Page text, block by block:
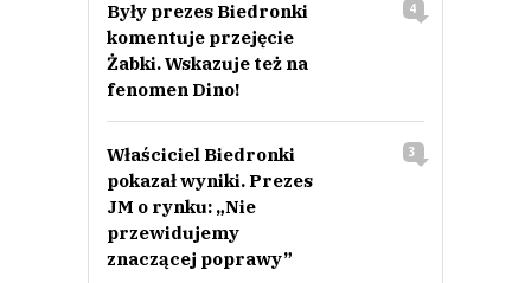
Były prezes Biedronki
komentuje przejęcie
Żabki. Wskazuje też na
fenomen Dino!
4
Właściciel Biedronki
pokazał wyniki. Prezes
JM o rynku: „Nie
przewidujemy
znaczącej poprawy”
3